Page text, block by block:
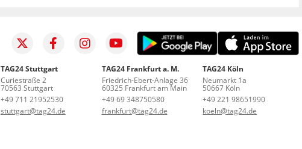
TAG24 Stuttgart
Curiestraße 2
70563 Stuttgart
+49 711 21952530
stuttgart@tag24.de
TAG24 Frankfurt a. M.
Friedrich-Ebert-Anlage 36
60325 Frankfurt am Main
+49 69 348750580
frankfurt@tag24.de
TAG24 Köln
Neumarkt 1a
50667 Köln
+49 221 98651990
koeln@tag24.de